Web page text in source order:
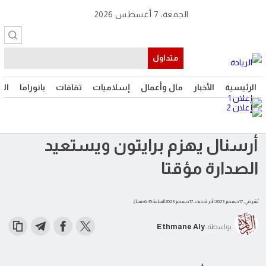
الرئيسية الأخبار مال وأعمال إسلاميات ثقافات بانوراما
الجمعة، 7 أغسطس 2026
متداول
أرسنال يهزم برايتون ويستعيد
الصدارة مؤقتا
نُشر في: 17 ديسمبر 2023 | آخر تحديث: 17 ديسمبر 2023 الساعة 6:35 مساءً
بواسطة: Ethmane Aly